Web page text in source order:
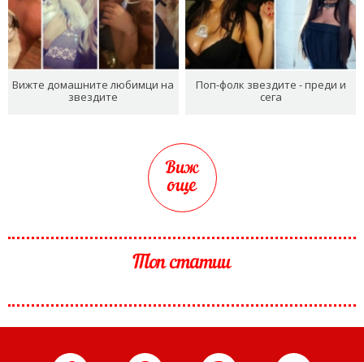
Вижте домашните любимци на
звездите
Поп-фолк звездите - преди и
сега
Виж
още
Топ статии